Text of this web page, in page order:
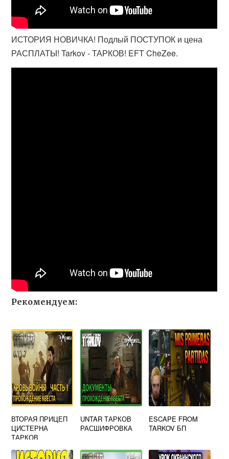
ИСТОРИЯ НОВИЧКА! Подлый ПОСТУПОК и цена
РАСПЛАТЫ! Tarkov - ТАРКОВ! EFT CheZee.
Рекомендуем:
ВТОРАЯ ПРИЦЕП
ЦИСТЕРНА
ТАРКОВ
UNTAR ТАРКОВ
РАСШИФРОВКА
ESCAPE FROM
TARKOV БП